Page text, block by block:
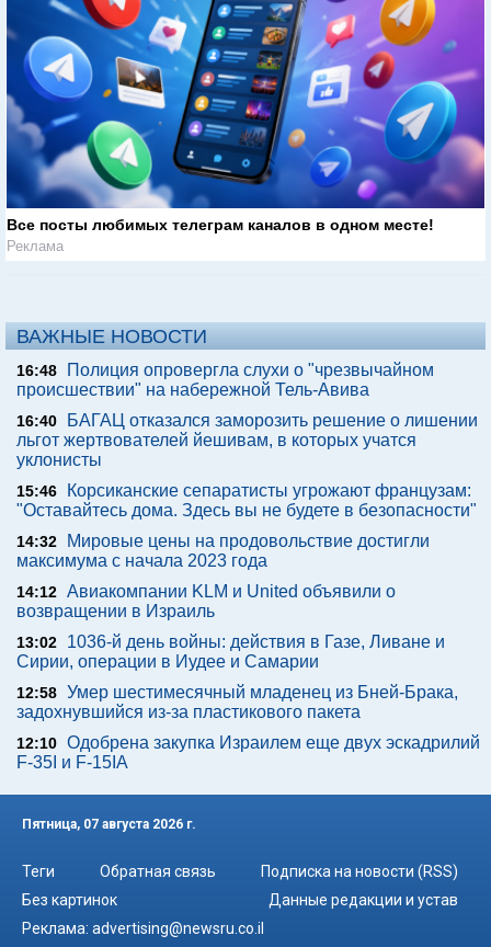
Все посты любимых телеграм каналов в одном месте!
Реклама
ВАЖНЫЕ НОВОСТИ
16:48
Полиция опровергла слухи о "чрезвычайном
происшествии" на набережной Тель-Авива
16:40
БАГАЦ отказался заморозить решение о лишении
льгот жертвователей йешивам, в которых учатся
уклонисты
15:46
Корсиканские сепаратисты угрожают французам:
"Оставайтесь дома. Здесь вы не будете в безопасности"
14:32
Мировые цены на продовольствие достигли
максимума с начала 2023 года
14:12 Авиакомпании KLM и United объявили о
возвращении в Израиль
13:02
1036-й день войны: действия в Газе, Ливане и
Сирии, операции в Иудее и Самарии
12:58 Умер шестимесячный младенец из Бней-Брака,
задохнувшийся из-за пластикового пакета
12:10 Одобрена закупка Израилем еще двух эскадрилий
F-35I и F-15IA
Пятница, 07 августа 2026 г.
Теги Обратная связь
Подписка на новости (RSS)
Без картинок
Данные редакции и устав
Реклама: advertising@newsru.co.il